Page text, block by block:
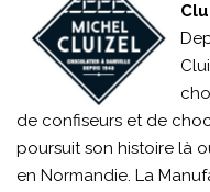
de confiseurs et de
poursuit son histoire là
en Normandie. La